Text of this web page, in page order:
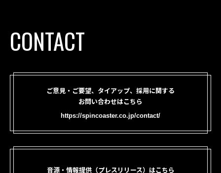
CONTACT
ご意見・ご要望、タイアップ、採用に関する
お問い合わせはこちら
https://spincoaster.co.jp/contact/
音源・情報提供（プレスリリース）はこちら